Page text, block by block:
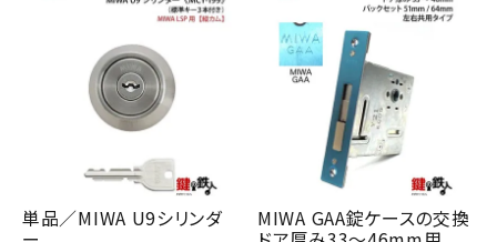
単品／MIWA U9シリンダ MIWA GAA錠ケースの交換